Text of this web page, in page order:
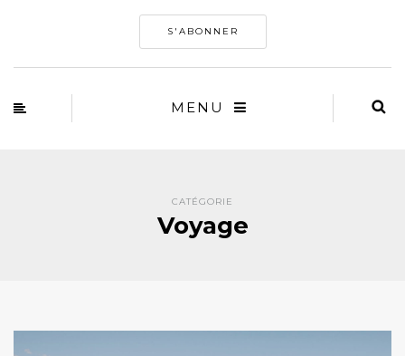
S'ABONNER
MENU
CATÉGORIE
Voyage